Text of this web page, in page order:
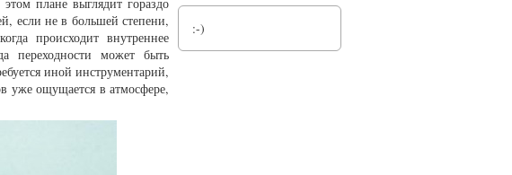
этом плане выглядит гораздо
если не в большей степени,
происходит внутреннее
переходности может быть
иной инструментарий,
уже ощущается в атмосфере,
:-)